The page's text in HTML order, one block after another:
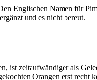
Englischen Namen für
und es nicht bereut.
ist zeitaufwändiger als
Orangen erst recht